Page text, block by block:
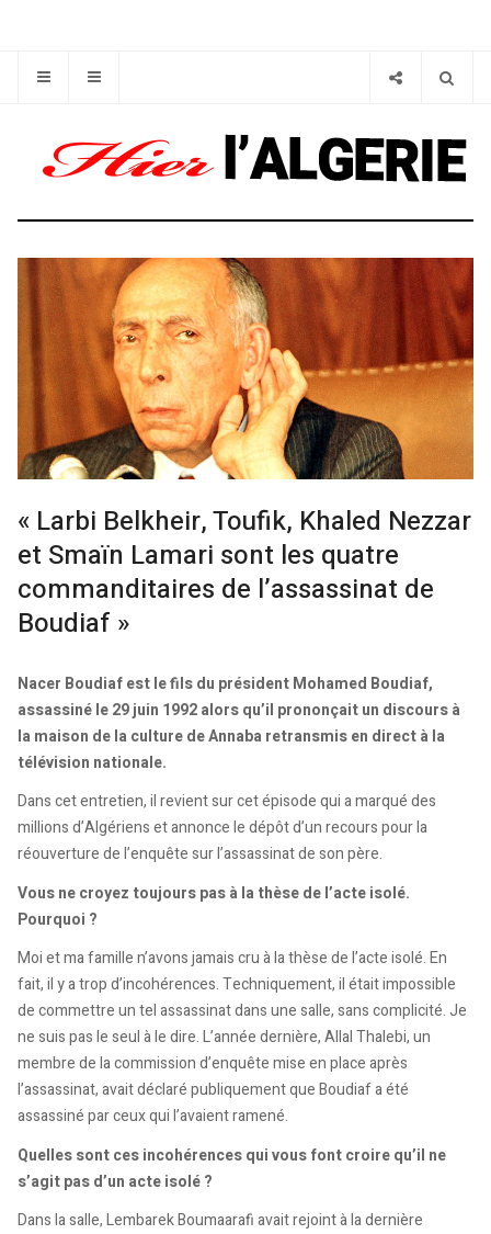
« Larbi Belkheir, Toufik, Khaled Nezzar
et Smaïn Lamari sont les quatre
commanditaires de l’assassinat de
Boudiaf »
Nacer Boudiaf est le fils du président Mohamed Boudiaf,
assassiné le 29 juin 1992 alors qu’il prononçait un discours à
la maison de la culture de Annaba retransmis en direct à la
télévision nationale.
Dans cet entretien, il revient sur cet épisode qui a marqué des
millions d’Algériens et annonce le dépôt d’un recours pour la
réouverture de l’enquête sur l’assassinat de son père.
Vous ne croyez toujours pas à la thèse de l’acte isolé.
Pourquoi ?
Moi et ma famille n’avons jamais cru à la thèse de l’acte isolé. En
fait, il y a trop d’incohérences. Techniquement, il était impossible
de commettre un tel assassinat dans une salle, sans complicité. Je
ne suis pas le seul à le dire. L’année dernière, Allal Thalebi, un
membre de la commission d’enquête mise en place après
l’assassinat, avait déclaré publiquement que Boudiaf a été
assassiné par ceux qui l’avaient ramené.
Quelles sont ces incohérences qui vous font croire qu’il ne
s’agit pas d’un acte isolé ?
Dans la salle, Lembarek Boumaarafi avait rejoint à la dernière